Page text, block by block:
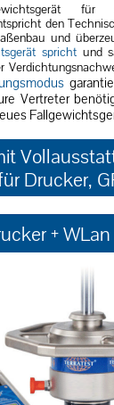
den
und
sprichtund
Vertreter
Drucker,
+ WLan